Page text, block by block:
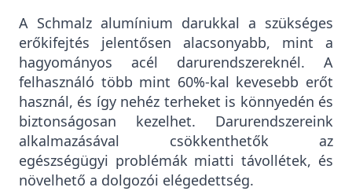
A Schmalz alumínium darukkal a szükséges
erőkifejtés jelentősen alacsonyabb, mint a
hagyományos acél darurendszereknél. A
felhasználó több mint 60%-kal kevesebb erőt
használ, és így nehéz terheket is könnyedén és
biztonságosan kezelhet. Darurendszereink
alkalmazásával csökkenthetők az
egészségügyi problémák miatti távollétek, és
növelhető a dolgozói elégedettség.